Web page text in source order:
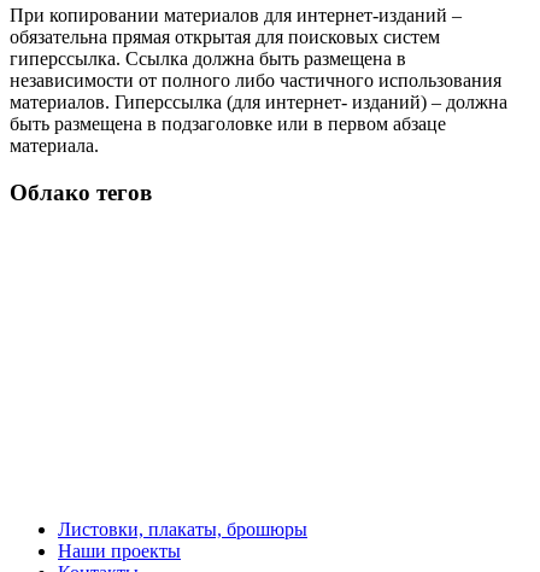
При копировании материалов для интернет-изданий –
обязательна прямая открытая для поисковых систем
гиперссылка. Ссылка должна быть размещена в
независимости от полного либо частичного использования
материалов. Гиперссылка (для интернет- изданий) – должна
быть размещена в подзаголовке или в первом абзаце
материала.
Облако тегов
Листовки, плакаты, брошюры
Наши проекты